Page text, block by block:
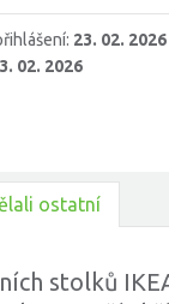
23. 02. 2026
02. 2026
ostatní
stolků